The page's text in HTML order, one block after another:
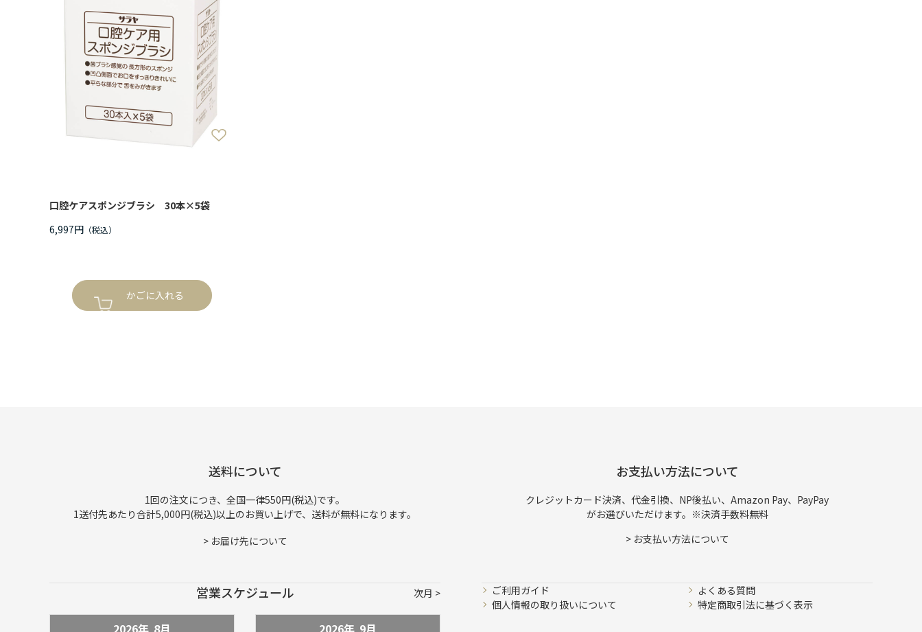
口腔ケアスポンジブラシ 30本×5袋
6,997円
かごに入れる
送料について
1回の注文につき、全国一律550円(税込)です。
1送付先あたり合計5,000円(税込)以上のお買い上げで、送料が無料になります。
> お届け先について
お支払い方法について
クレジットカード決済、代金引換、NP後払い、Amazon Pay、PayPay
がお選びいただけます。※決済手数料無料
> お支払い方法について
営業スケジュール
2026年 8月 2026年 9月
次月 ご利用ガイド
よくある質問
個人情報の取り扱いについて
特定商取引法に基づく表示